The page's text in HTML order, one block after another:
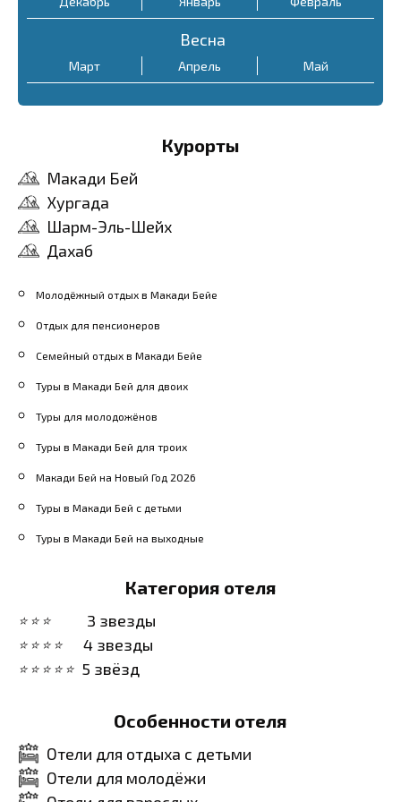
Весна
Март Апрель Май
Курорты
Макади Бей
Хургада
Шарм-Эль-Шейх
Дахаб
Молодёжный отдых в Макади Бейе
Отдых для пенсионеров
Семейный отдых в Макади Бейе
Туры в Макади Бей для двоих
Туры для молодожёнов
Туры в Макади Бей для троих
Макади Бей на Новый Год 2026
Туры в Макади Бей с детьми
Туры в Макади Бей на выходные
Категория отеля
3 звезды
4 звезды
5 звёзд
Особенности отеля
Отели для отдыха с детьми
Отели для молодёжи
еду. Цены на обед
начинаются с$12